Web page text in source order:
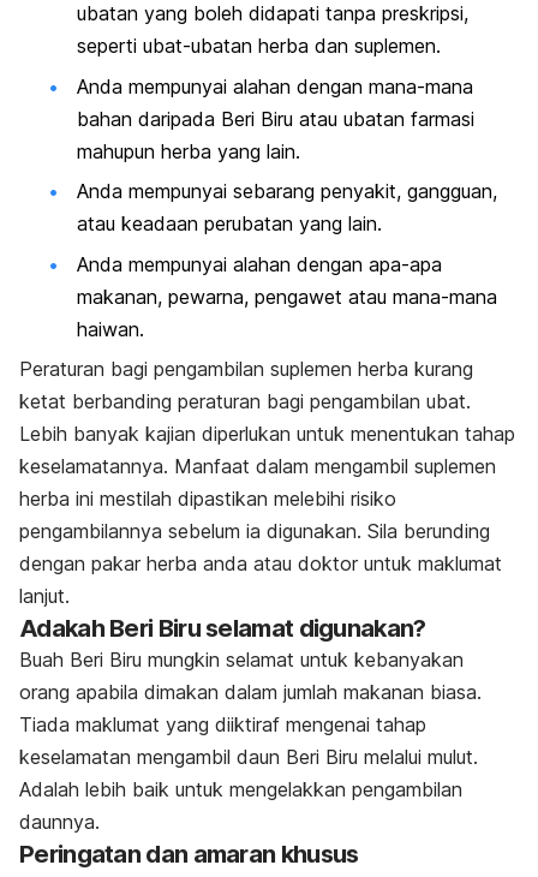
ubatan yang boleh didapati tanpa preskripsi,
seperti ubat-ubatan herba dan suplemen.
Anda mempunyai alahan dengan mana-mana
bahan daripada Beri Biru atau ubatan farmasi
mahupun herba yang lain.
Anda mempunyai sebarang penyakit, gangguan,
atau keadaan perubatan yang lain.
Anda mempunyai alahan dengan apa-apa
makanan, pewarna, pengawet atau mana-mana
haiwan.
Peraturan bagi pengambilan suplemen herba kurang
ketat berbanding peraturan bagi pengambilan ubat.
Lebih banyak kajian diperlukan untuk menentukan tahap
keselamatannya. Manfaat dalam mengambil suplemen
herba ini mestilah dipastikan melebihi risiko
pengambilannya sebelum ia digunakan. Sila berunding
dengan pakar herba anda atau doktor untuk maklumat
lanjut.
Adakah Beri Biru selamat digunakan?
Buah Beri Biru mungkin selamat untuk kebanyakan
orang apabila dimakan dalam jumlah makanan biasa.
Tiada maklumat yang diiktiraf mengenai tahap
keselamatan mengambil daun Beri Biru melalui mulut.
Adalah lebih baik untuk mengelakkan pengambilan
daunnya.
Peringatan dan amaran khusus